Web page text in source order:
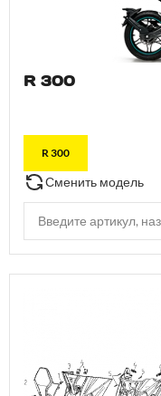
R 300
R 300
Сменить модель